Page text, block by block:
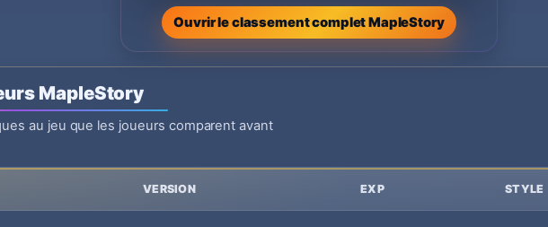
Ouvrir le classement complet MapleStory
MapleStory
au jeu que les joueurs comparent avant
VERSION EXP STYLE